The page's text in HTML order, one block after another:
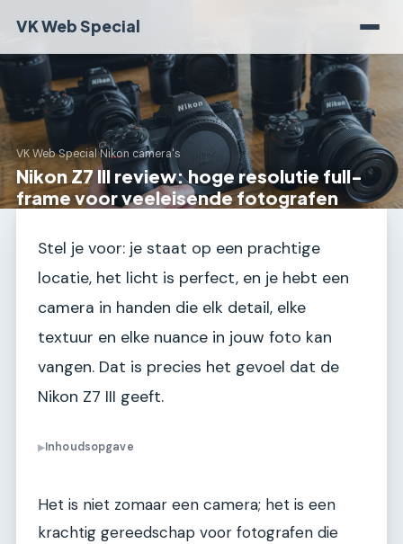
VK Web Special
VK Web Special›Nikon camera's
Nikon Z7 III review: hoge resolutie full-
frame voor veeleisende fotografen
Stel je voor: je staat op een prachtige
locatie, het licht is perfect, en je hebt een
camera in handen die elk detail, elke
textuur en elke nuance in jouw foto kan
vangen. Dat is precies het gevoel dat de
Nikon Z7 III geeft.
▶Inhoudsopgave
Het is niet zomaar een camera; het is een
krachtig gereedschap voor fotografen die